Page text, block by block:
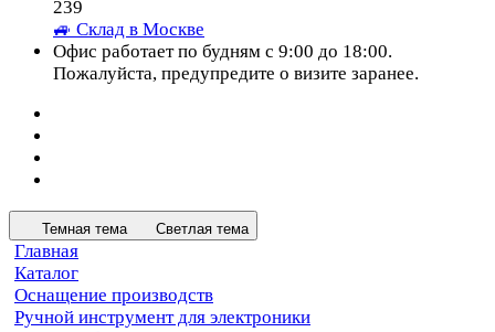
239
🚙 Склад в Москве
Офис работает по будням с 9:00 до 18:00.
Пожалуйста, предупредите о визите заранее.
Темная тема Светлая тема
Главная
Каталог
Оснащение производств
Ручной инструмент для электроники